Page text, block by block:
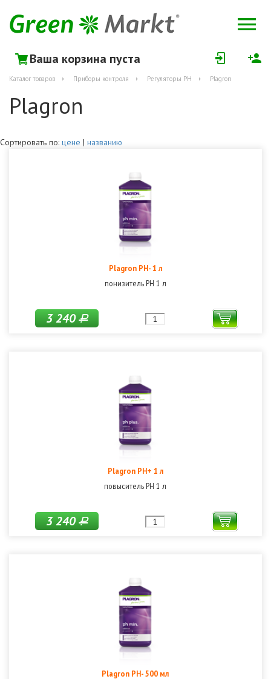
Ваша корзина пуста
Каталог товаров Приборы контроля Регуляторы РН Plagron
Plagron
Сортировать по: цене | названию
Plagron PH- 1 л
понизитель РН 1 л
3 240Р
Plagron PH+ 1 л
повыситель РН 1 л
3 240Р
Plagron PH- 500 мл